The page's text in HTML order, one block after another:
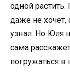
одной
даже не хочет,
узнал. Но Юля
сама
погружаться в